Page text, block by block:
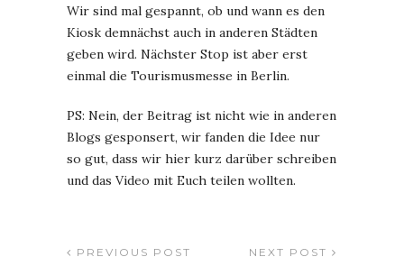
Wir sind mal gespannt, ob und wann es den
Kiosk demnächst auch in anderen Städten
geben wird. Nächster Stop ist aber erst
einmal die Tourismusmesse in Berlin.
PS: Nein, der Beitrag ist nicht wie in anderen
Blogs gesponsert, wir fanden die Idee nur
so gut, dass wir hier kurz darüber schreiben
und das Video mit Euch teilen wollten.
PREVIOUS POST NEXT POST